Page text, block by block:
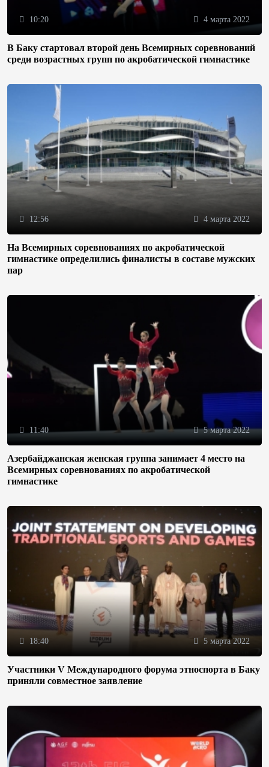
10:20 4 марта 2022
В Баку стартовал второй день Всемирных соревнований
среди возрастных групп по акробатической гимнастике
12:56 4 марта 2022
На Всемирных соревнованиях по акробатической
гимнастике определились финалисты в составе мужских
пар
11:40 5 марта 2022
Азербайджанская женская группа занимает 4 место на
Всемирных соревнованиях по акробатической
гимнастике
18:40 5 марта 2022
Участники V Международного форума этноспорта в Баку
приняли совместное заявление